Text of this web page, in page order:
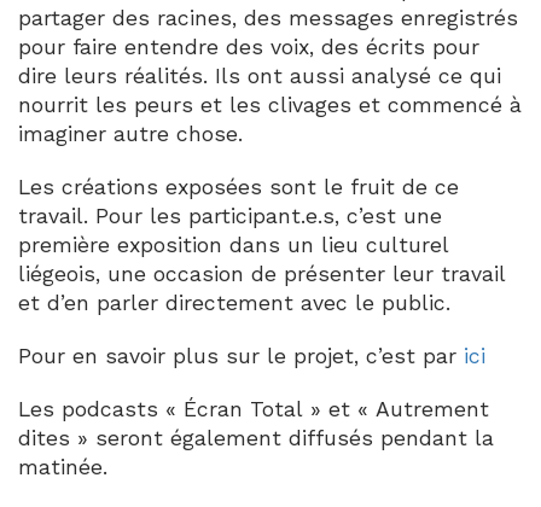
partager des racines, des messages enregistrés
pour faire entendre des voix, des écrits pour
dire leurs réalités. Ils ont aussi analysé ce qui
nourrit les peurs et les clivages et commencé à
imaginer autre chose.
Les créations exposées sont le fruit de ce
travail. Pour les participant.e.s, c’est une
première exposition dans un lieu culturel
liégeois, une occasion de présenter leur travail
et d’en parler directement avec le public.
Pour en savoir plus sur le projet, c’est par ici
Les podcasts « Écran Total » et « Autrement
dites » seront également diffusés pendant la
matinée.